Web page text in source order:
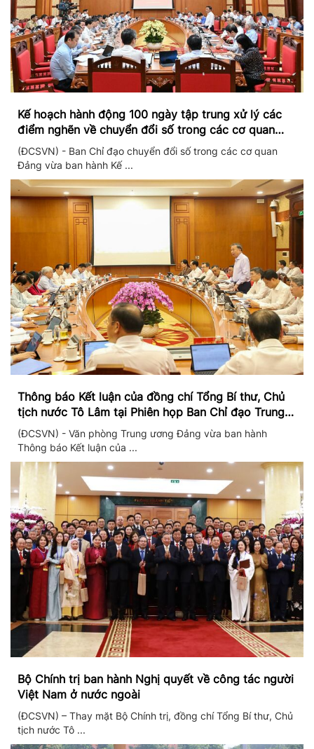
Kế hoạch hành động 100 ngày tập trung xử lý các
điểm nghẽn về chuyển đổi số trong các cơ quan
Đảng
(ĐCSVN) - Ban Chỉ đạo chuyển đổi số trong các cơ quan
Đảng vừa ban hành Kế ...
Thông báo Kết luận của đồng chí Tổng Bí thư, Chủ
tịch nước Tô Lâm tại Phiên họp Ban Chỉ đạo Trung
ương thực hiện Nghị quyết 57
(ĐCSVN) - Văn phòng Trung ương Đảng vừa ban hành
Thông báo Kết luận của ...
Bộ Chính trị ban hành Nghị quyết về công tác người
Việt Nam ở nước ngoài
(ĐCSVN) – Thay mặt Bộ Chính trị, đồng chí Tổng Bí thư, Chủ
tịch nước Tô ...